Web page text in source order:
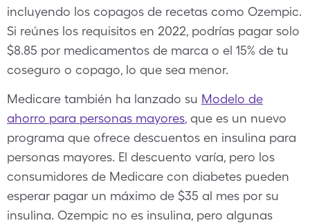
incluyendo los copagos de recetas como Ozempic.
Si reúnes los requisitos en 2022, podrías pagar solo
$8.85 por medicamentos de marca o el 15% de tu
coseguro o copago, lo que sea menor.
Medicare también ha lanzado su Modelo de
ahorro para personas mayores, que es un nuevo
programa que ofrece descuentos en insulina para
personas mayores. El descuento varía, pero los
consumidores de Medicare con diabetes pueden
esperar pagar un máximo de $35 al mes por su
insulina. Ozempic no es insulina, pero algunas